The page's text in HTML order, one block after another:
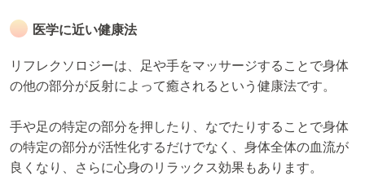
医学に近い健康法
リフレクソロジーは、足や手をマッサージすることで身体
の他の部分が反射によって癒されるという健康法です。
手や足の特定の部分を押したり、なでたりすることで身体
の特定の部分が活性化するだけでなく、身体全体の血流が
良くなり、さらに心身のリラックス効果もあります。